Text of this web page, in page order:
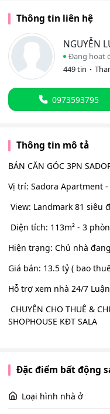
Thông tin liên hệ
NGUYỄN
Đang hoạt
449 tin
0973593795
Thông tin mô tả
BÁN CĂN GÓC 3PN
Vị trí: Sadora Apartment
View: Landmark 81 siêu
Diện tích: 113m² - 3
Hiện trạng: Chủ nhà
Giá bán: 13.5 tỷ ( bao
Hỗ trợ xem nhà 24/7
CHUYÊN CHO THUÊ &
SHOPHOUSE KĐT SALA
Đặc điểm bất động
Loại hình nhà ở